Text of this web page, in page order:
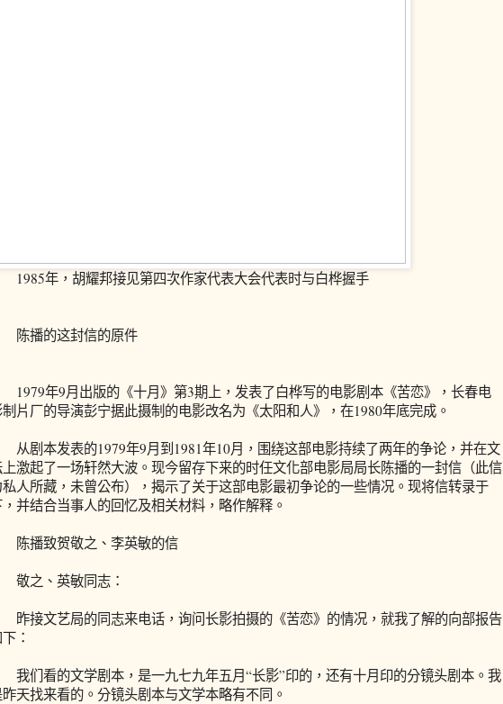
年，胡耀邦接见第四次作家代表大会代表时与白桦握手
播的这封信的原件
年9月出版的《十月》第3期上，发表了白桦写的电影剧本《苦恋》，长春电
制片厂的导演彭宁据此摄制的电影改名为《太阳和人》，在1980年底完成。
剧本发表的1979年9月到1981年10月，围绕这部电影持续了两年的争论，并在文
激起了一场轩然大波。现今留存下来的时任文化部电影局局长陈播的一封信（此信
私人所藏，未曾公布），揭示了关于这部电影最初争论的一些情况。现将信转录于
并结合当事人的回忆及相关材料，略作解释。
播致贺敬之、李英敏的信
之、英敏同志：
接文艺局的同志来电话，询问长影拍摄的《苦恋》的情况，就我了解的向部报告
：
们看的文学剧本，是一九七九年五月“长影”印的，还有十月印的分镜头剧本。我
昨天找来看的。分镜头剧本与文学本略有不同。